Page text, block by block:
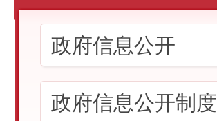
政府信息公开
政府信息公开制度